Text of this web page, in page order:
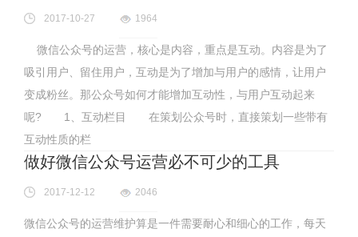
2017-10-27 1964
微信公众号的运营，核心是内容，重点是互动。内容是为了
吸引用户、留住用户，互动是为了增加与用户的感情，让用户
变成粉丝。那公众号如何才能增加互动性，与用户互动起来
呢? 1、互动栏目 在策划公众号时，直接策划一些带有
互动性质的栏
做好微信公众号运营必不可少的工具
2017-12-12 2046
微信公众号的运营维护算是一件需要耐心和细心的工作，每天